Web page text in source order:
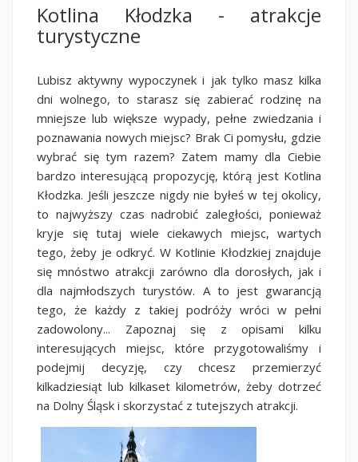
Kotlina Kłodzka - atrakcje
turystyczne
Lubisz aktywny wypoczynek i jak tylko masz kilka
dni wolnego, to starasz się zabierać rodzinę na
mniejsze lub większe wypady, pełne zwiedzania i
poznawania nowych miejsc? Brak Ci pomysłu, gdzie
wybrać się tym razem? Zatem mamy dla Ciebie
bardzo interesującą propozycję, którą jest Kotlina
Kłodzka. Jeśli jeszcze nigdy nie byłeś w tej okolicy,
to najwyższy czas nadrobić zaległości, ponieważ
kryje się tutaj wiele ciekawych miejsc, wartych
tego, żeby je odkryć. W Kotlinie Kłodzkiej znajduje
się mnóstwo atrakcji zarówno dla dorosłych, jak i
dla najmłodszych turystów. A to jest gwarancją
tego, że każdy z takiej podróży wróci w pełni
zadowolony... Zapoznaj się z opisami kilku
interesujących miejsc, które przygotowaliśmy i
podejmij decyzję, czy chcesz przemierzyć
kilkadziesiąt lub kilkaset kilometrów, żeby dotrzeć
na Dolny Śląsk i skorzystać z tutejszych atrakcji.